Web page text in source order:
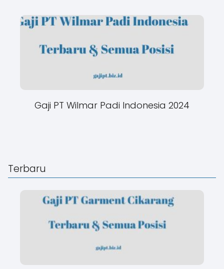
Gaji PT Wilmar Padi Indonesia 2024
Terbaru